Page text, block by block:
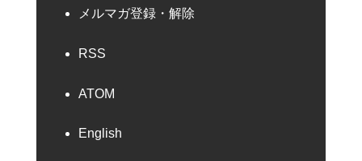
メルマガ登録・解除
RSS
ATOM
English